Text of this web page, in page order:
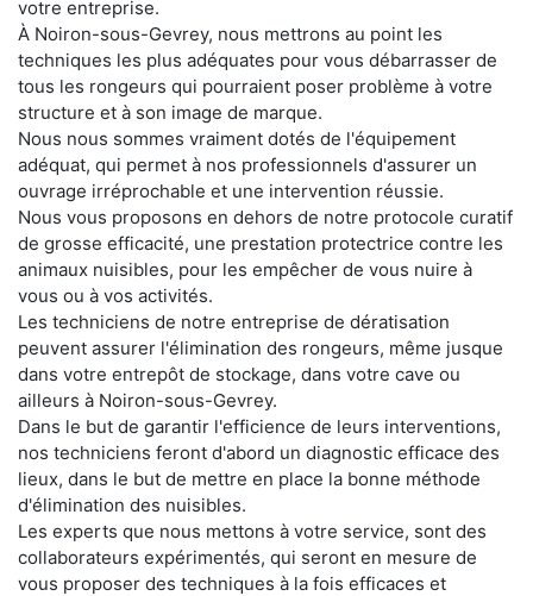
votre entreprise.
À Noiron-sous-Gevrey, nous mettrons au point les
techniques les plus adéquates pour vous débarrasser de
tous les rongeurs qui pourraient poser problème à votre
structure et à son image de marque.
Nous nous sommes vraiment dotés de l'équipement
adéquat, qui permet à nos professionnels d'assurer un
ouvrage irréprochable et une intervention réussie.
Nous vous proposons en dehors de notre protocole curatif
de grosse efficacité, une prestation protectrice contre les
animaux nuisibles, pour les empêcher de vous nuire à
vous ou à vos activités.
Les techniciens de notre entreprise de dératisation
peuvent assurer l'élimination des rongeurs, même jusque
dans votre entrepôt de stockage, dans votre cave ou
ailleurs à Noiron-sous-Gevrey.
Dans le but de garantir l'efficience de leurs interventions,
nos techniciens feront d'abord un diagnostic efficace des
lieux, dans le but de mettre en place la bonne méthode
d'élimination des nuisibles.
Les experts que nous mettons à votre service, sont des
collaborateurs expérimentés, qui seront en mesure de
vous proposer des techniques à la fois efficaces et